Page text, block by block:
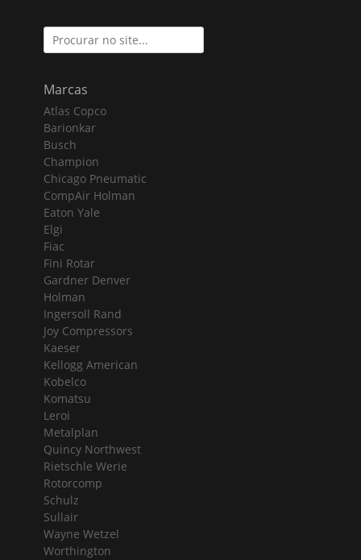
Search
for:
Marcas
Atlas Copco
Barionkar
Busch
Champion
Chicago Pneumatic
CompAir Holman
Eaton Yale
Elgi
Fiac
Fini Rotar
Gardner Denver
Holman
Ingersoll Rand
Joy Compressors
Kaeser
Kellogg American
Kobelco
Komatsu
Leroi
Metalplan
Quincy Northwest
Rietschle Werie
Rotorcomp
Schulz
Sullair
Wayne Wetzel
Worthington